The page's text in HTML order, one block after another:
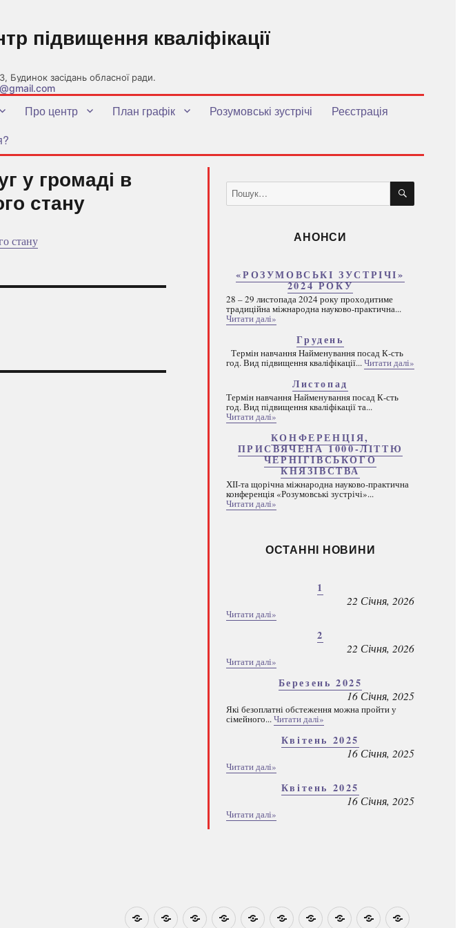
засідань обласної ради.
підвищення кваліфікації
Про центр План графік Розумовські зустрічі
Реєстрація
у громаді в
стану
стану
Пошук
за
ШУКАТИ
АНОНСИ
«РОЗУМОВСЬКІ ЗУСТРІЧІ»
2024 РОКУ
28 – 29 листопада 2024 року проходитиме
традиційна міжнародна науково-практична...
Читати далі»
Грудень
Термін навчання Найменування посад К-сть
год. Вид підвищення кваліфікації...Читати далі»
Листопад
Термін навчання Найменування посад К-сть
год. Вид підвищення кваліфікації та...
Читати далі»
КОНФЕРЕНЦІЯ,
ПРИСВЯЧЕНА 1000-ЛІТТЮ
ЧЕРНІГІВСЬКОГО
КНЯЗІВСТВА
ХІІ-та щорічна міжнародна науково-практична
конференція «Розумовські зустрічі»...
Читати далі»
ОСТАННІ НОВИНИ
1
22 Січня, 2026
Читати далі»
2
22 Січня, 2026
Читати далі»
Березень 2025
16 Січня, 2025
Які безоплатні обстеження можна пройти у
сімейного...Читати далі»
Квітень 2025
16 Січня, 2025
Читати далі»
Квітень 2025
16 Січня, 2025
Читати далі»
НовиниНавчально-
Ми
Звіти Про
План Розумовські
Реєстрація
КаталогЯкі